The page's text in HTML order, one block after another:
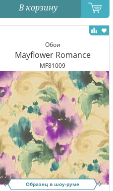
В корзину
Обои
Mayflower Romance
MF81009
Образец в шоу-руме